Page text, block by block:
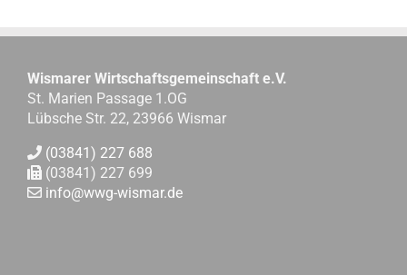
Wismarer Wirtschaftsgemeinschaft e.V.
St. Marien Passage 1.OG
Lübsche Str. 22, 23966 Wismar
(03841) 227 688
(03841) 227 699
info@wwg-wismar.de